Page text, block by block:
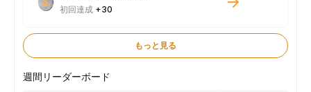
初回達成 +30
もっと見る
週間リーダーボード